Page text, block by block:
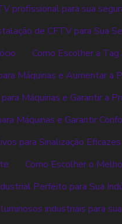
profissional para sua
de CFTV para Sua
Como Escolher a
Máquinas e Aumentar a
Máquinas e Garantir a
Máquinas e Garantir
para Sinalização Eficazes
Como Escolher o
Perfeito para Sua
industriais para